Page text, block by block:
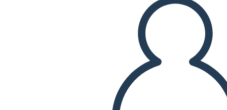
JUEGO DE DIAPOSITIVAS
LEERME